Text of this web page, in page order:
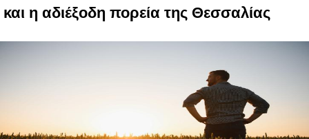
και η αδιέξοδη πορεία της Θεσσαλίας